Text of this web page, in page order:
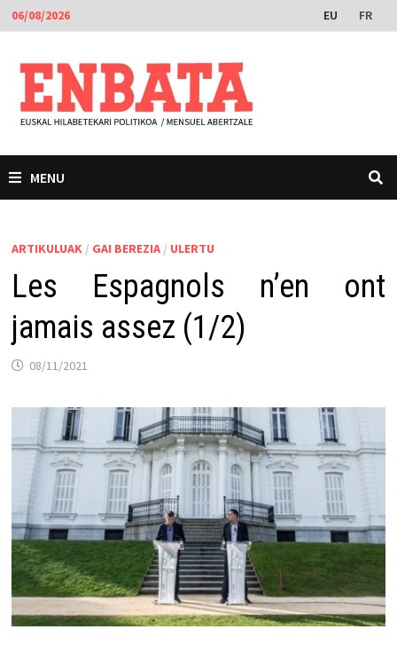
Skip
to
content
06/08/2026 EU FR
MENU
ARTIKULUAK / GAI BEREZIA/ ULERTU
Les Espagnols n’en ont
jamais assez (1/2)
08/11/2021